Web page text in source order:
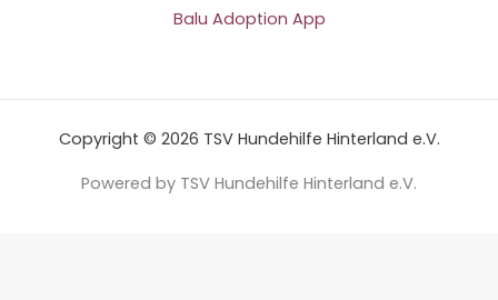
Balu Adoption App
Copyright © 2026 TSV Hundehilfe Hinterland e.V.
Powered by TSV Hundehilfe Hinterland e.V.